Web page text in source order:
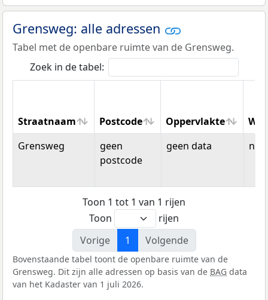
Grensweg: alle adressen
Tabel met de openbare ruimte van de Grensweg.
Zoek in de tabel:
Straatnaam Postcode Oppervlakte
Straatnaam
Postcode Oppervlakte
Grensweg
geen
postcode
geen data
Toon 1 tot 1 van 1 rijen
Toon
rijen
Vorige
1 Volgende
Bovenstaande tabel toont de openbare ruimte van de
Grensweg. Dit zijn alle adressen op basis van de BAG data
van het Kadaster van 1 juli 2026.